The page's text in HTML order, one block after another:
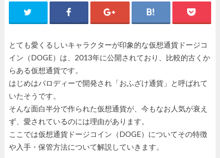
とても愛くるしいキャラクターが印象的な仮想通貨ドージコ
イン（DOGE）は、2013年に公開されており、比較的古くか
らある仮想通貨です。
はじめはパロディーで開発され「おふざけ通貨」と呼ばれて
いたそうです。
そんな面白半分で作られた仮想通貨が、今もなお人気が衰え
ず、愛されているのには理由があります。
ここでは仮想通貨ドージコイン（DOGE）についてその特徴
や入手・保管方法について解説していきます。